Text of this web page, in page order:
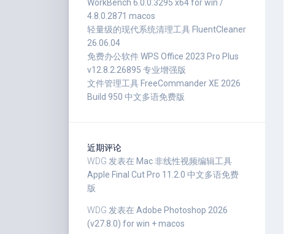
WorkBench 6.0.0.3295 x64 for win /
4.8.0.2871 macos
轻量级的现代系统清理工具 FluentCleaner
26.06.04
免费办公软件 WPS Office 2023 Pro Plus
v12.8.2.26895 专业增强版
文件管理工具 FreeCommander XE 2026
Build 950 中文多语免费版
近期评论
WDG 发表在 Mac 非线性视频编辑工具
Apple Final Cut Pro 11.2.0 中文多语免费
版
WDG 发表在 Adobe Photoshop 2026
(v27.8.0) for win + macos